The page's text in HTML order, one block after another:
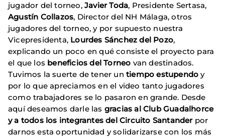
jugador del torneo,Javier Toda, Presidente Sertasa,
Agustín Collazos, Director del NH Málaga, otros
jugadores del torneo, y por supuesto nuestra
Vicepresidenta, Lourdes Sánchez del Pozo,
explicando un poco en qué consiste el proyecto para
el que los beneficios del Torneo van destinados.
Tuvimos la suerte de tener un tiempo estupendo y
por lo que apreciamos en el video tanto jugadores
como trabajadores se lo pasaron en grande. Desde
aquí deseamos darle las gracias al Club Guadalhorce
y a todos los integrantes del Circuito Santanderpor
darnos esta oportunidad y solidarizarse con los más